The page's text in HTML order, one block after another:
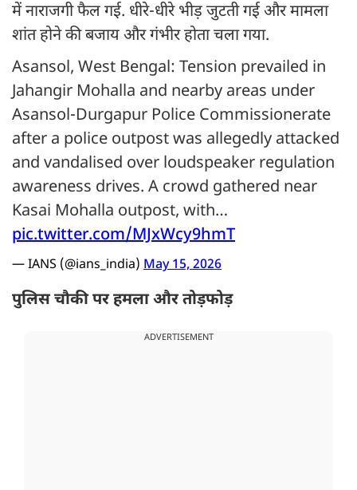
में नाराजगी फैल गई. धीरे-धीरे भीड़ जुटती गई और मामला
शांत होने की बजाय और गंभीर होता चला गया.
Asansol, West Bengal: Tension prevailed in
Jahangir Mohalla and nearby areas under
Asansol-Durgapur Police Commissionerate
after a police outpost was allegedly attacked
and vandalised over loudspeaker regulation
awareness drives. A crowd gathered near
Kasai Mohalla outpost, with…
pic.twitter.com/MJxWcy9hmT
— IANS (@ians_india) May 15, 2026
पुलिस चौकी पर हमला और तोड़फोड़
ADVERTISEMENT